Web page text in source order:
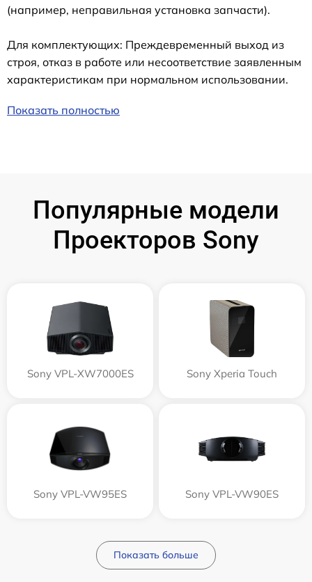
(например, неправильная установка запчасти).
Для комплектующих: Преждевременный выход из
строя, отказ в работе или несоответствие заявленным
характеристикам при нормальном использовании.
Показать полностью
Популярные модели
Проекторов Sony
Sony VPL-XW7000ES Sony Xperia Touch
Sony VPL-VW95ES Sony VPL-VW90ES
Показать больше